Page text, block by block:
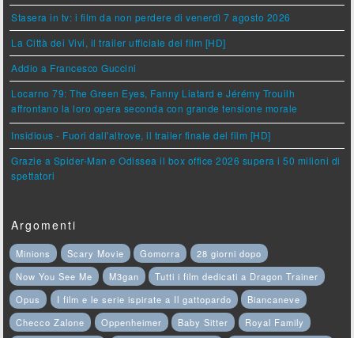
Stasera in tv: i film da non perdere di venerdì 7 agosto 2026
La Città dei Vivi, il trailer ufficiale del film [HD]
Addio a Francesco Guccini
Locarno 79: The Green Eyes, Fanny Liatard e Jérémy Trouilh
affrontano la loro opera seconda con grande tensione morale
Insidious - Fuori dall'altrove, il trailer finale del film [HD]
Grazie a Spider-Man e Odissea il box office 2026 supera i 50 milioni di
spettatori
Argomenti
Minions Scary Movie Gomorra
28 giorni dopo
Now You See Me
M3gan
Tutti i film dedicati a Dragon Trainer
Opus
I film e le serie ispirate a Il gattopardo
Biancaneve
Checco Zalone
Oppenheimer Baby Sitter
Royal Family